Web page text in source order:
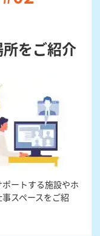
をご紹介
ートする施設やホ
スペースをご紹